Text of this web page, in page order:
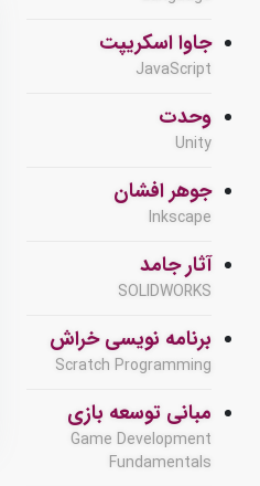
جاوا اسکریپت
JavaScript
وحدت
Unity
جوهر افشان
Inkscape
آثار جامد
SOLIDWORKS
برنامه نویسی خراش
Scratch Programming
مبانی توسعه بازی
Game Development
Fundamentals